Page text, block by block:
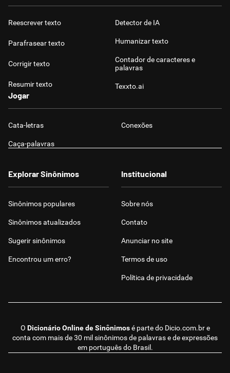
Reescrever texto
Parafrasear texto
Corrigir texto
Resumir texto
Detector de IA
Humanizar texto
Contador de caracteres e
palavras
Texxto.ai
Jogar
Cata-letras Conexões
Caça-palavras
O Dicionário Online de Sinônimosé parte do Dicio.com.bre
conta com mais de 30 mil sinônimos de palavras e de expressões
em português do Brasil.
Explorar Sinônimos
Sinônimos populares
Sinônimos atualizados
Sugerir sinônimos
Encontrou um erro?
Institucional
Sobre nós
Contato
Anunciar no site
Termos de uso
Política de privacidade